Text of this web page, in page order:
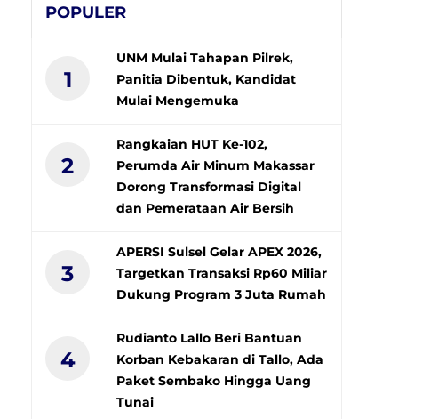
POPULER
1
UNM Mulai Tahapan Pilrek,
Panitia Dibentuk, Kandidat
Mulai Mengemuka
2
Rangkaian HUT Ke-102,
Perumda Air Minum Makassar
Dorong Transformasi Digital
dan Pemerataan Air Bersih
3
APERSI Sulsel Gelar APEX 2026,
Targetkan Transaksi Rp60 Miliar
Dukung Program 3 Juta Rumah
4
Rudianto Lallo Beri Bantuan
Korban Kebakaran di Tallo, Ada
Paket Sembako Hingga Uang
Tunai